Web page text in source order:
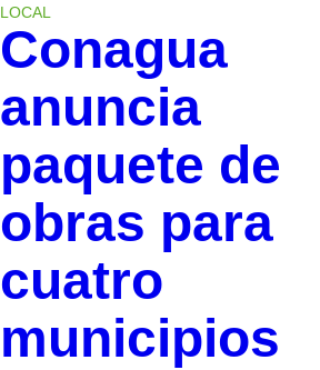
LOCAL
Conagua
anuncia
paquete de
obras para
cuatro
municipios